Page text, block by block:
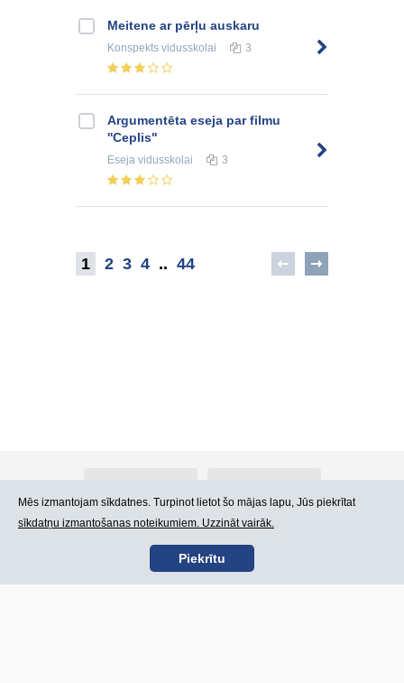
Meitene ar pērļu auskaru
Konspekts vidusskolai 3
Argumentēta eseja par filmu
''Ceplis"
Eseja vidusskolai 3
1 2 3 4 .. 44
Kontakti Lietošanas noteikumi
Mēs izmantojam sīkdatnes. Turpinot lietot šo mājas lapu, Jūs piekrītat
sīkdatņu izmantošanas noteikumiem. Uzzināt vairāk.
Piekrītu